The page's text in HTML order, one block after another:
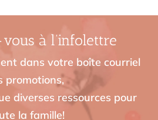
à l’infolettre
dans votre boîte courriel
promotions,
diverses ressources pour
la famille!